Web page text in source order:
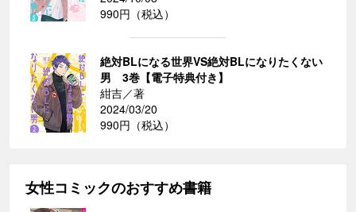
990円（税込）
絶対BLになる世界VS絶対BLになりたくない
男 3巻【電子特典付き】
紺吉／著
2024/03/20
990円（税込）
女性コミックのおすすめ書籍